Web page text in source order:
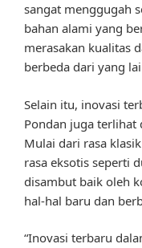
sangat menggugah
bahan alami yang
merasakan kualitas
berbeda dari yang
Selain itu, inovasi
Pondan juga terlihat
Mulai dari rasa
rasa eksotis seperti
disambut baik oleh
hal-hal baru dan
“Inovasi terbaru